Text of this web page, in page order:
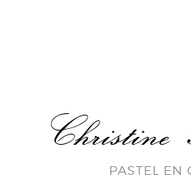
Christine
PASTEL EN